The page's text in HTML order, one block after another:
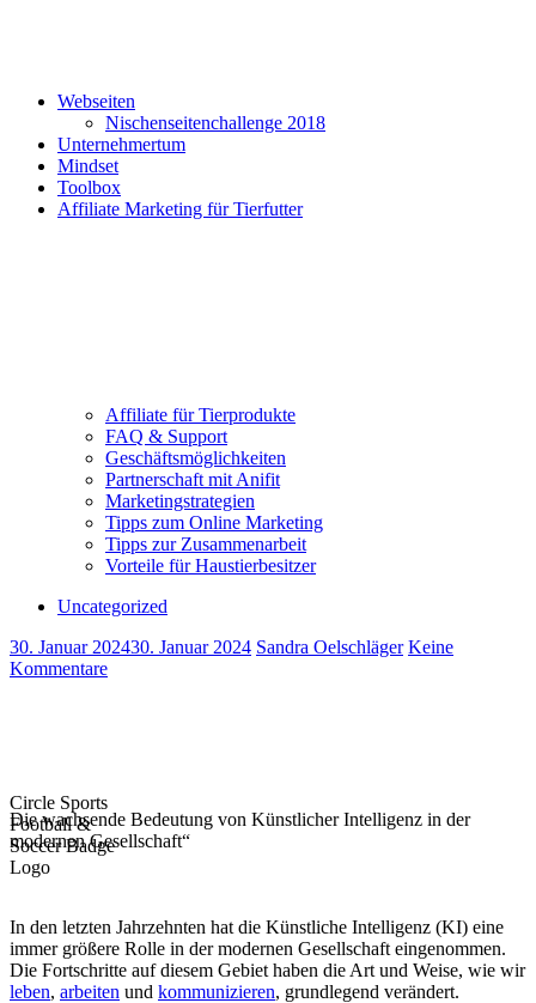
Webseiten
Nischenseitenchallenge 2018
Unternehmertum
Mindset
Toolbox
Affiliate Marketing für Tierfutter
Affiliate für Tierprodukte
FAQ & Support
Geschäftsmöglichkeiten
Partnerschaft mit Anifit
Marketingstrategien
Tipps zum Online Marketing
Tipps zur Zusammenarbeit
Vorteile für Haustierbesitzer
Uncategorized
30. Januar 202430. Januar 2024 Sandra Oelschläger Keine
Kommentare
Circle Sports
Football &
Soccer Badge
Logo
Die wachsende Bedeutung von Künstlicher Intelligenz in der
modernen Gesellschaft“
In ‌den letzten Jahrzehnten hat die Künstliche Intelligenz (KI) eine‍
immer größere Rolle in der⁤ modernen Gesellschaft eingenommen.
Die Fortschritte auf diesem ‌Gebiet haben die Art​ und⁣ Weise, wie wir
leben, arbeiten und kommunizieren,⁤ grundlegend verändert.